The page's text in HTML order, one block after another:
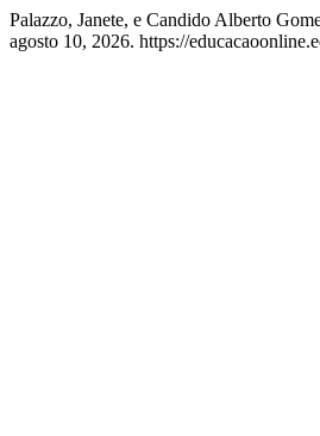
Palazzo, Janete, e Candido Alberto
agosto 10, 2026. https://